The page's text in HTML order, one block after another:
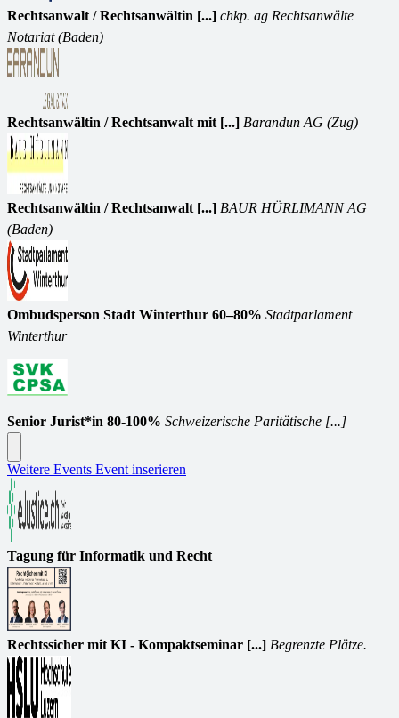
Rechtsanwalt / Rechtsanwältin [...] chkp. ag Rechtsanwälte
Notariat (Baden)
Rechtsanwältin / Rechtsanwalt mit [...] Barandun AG (Zug)
Rechtsanwältin / Rechtsanwalt [...] BAUR HÜRLIMANN AG
(Baden)
Ombudsperson Stadt Winterthur 60–80% Stadtparlament
Winterthur
Senior Jurist*in 80-100% Schweizerische Paritätische [...]
Weitere Events Event inserieren
Tagung für Informatik und Recht
Rechtssicher mit KI - Kompaktseminar [...] Begrenzte Plätze.